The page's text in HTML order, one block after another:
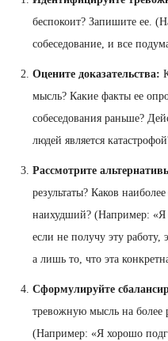
беспокоит? Запишите ее.
собеседование, и все
Оцените доказательства:
мысль? Какие факты ее
собеседования раньше?
людей является
Рассмотрите
результаты? Каков
наихудший? (Например: «Я
если не получу эту работу,
а лишь то, что эта
Сформулируйте
тревожную мысль на более
(Например: «Я хорошо